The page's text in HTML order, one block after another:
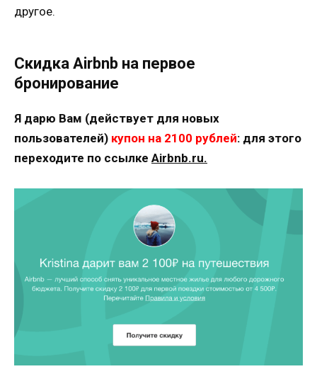
другое.
Скидка Airbnb на первое
бронирование
Я дарю Вам (действует для новых
пользователей) купон на 2100 рублей: для этого
переходите по ссылке Airbnb.ru.